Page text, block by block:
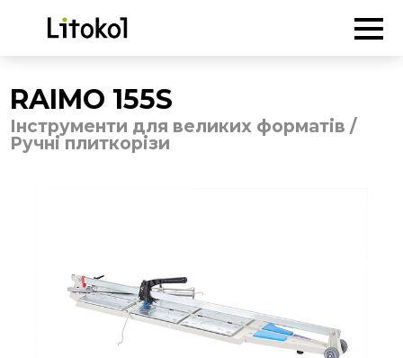
ГОЛОВНА -Продукція Інструменти для великих форматів/
RAIMO 155S
Інструменти для великих форматів /
Ручні плиткорізи